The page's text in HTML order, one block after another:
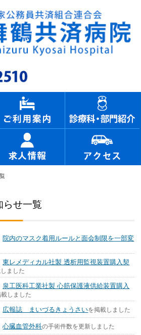
らせ一覧
院内のマスク着用ルールと面会制限を一部変
東レメディカル社製 透析用監視装置購入契
ました
泉工医科工業社製 心筋保護液供給装置購入
しました
広報誌 まいづるきょうさいを掲載しました
心臓血管外科の手術件数を更新しました